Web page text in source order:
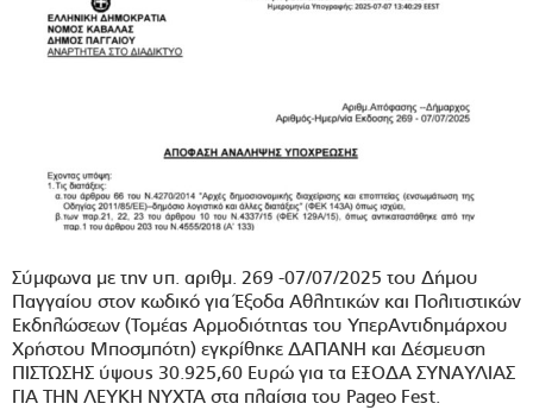
Σύμφωνα με την υπ. αριθμ. 269 -07/07/2025 του Δήμου
Παγγαίου στον κωδικό για Έξοδα Αθλητικών και Πολιτιστικών
Εκδηλώσεων (Τομέας Αρμοδιότητας του ΥπερΑντιδημάρχου
Χρήστου Μποσμπότη) εγκρίθηκε ΔΑΠΑΝΗ και Δέσμευση
ΠΙΣΤΩΣΗΣ ύψους 30.925,60 Ευρώ για τα ΕΞΟΔΑ ΣΥΝΑΥΛΙΑΣ
ΓΙΑ ΤΗΝ ΛΕΥΚΗ ΝΥΧΤΑ στα πλαίσια του Pageo Fest.